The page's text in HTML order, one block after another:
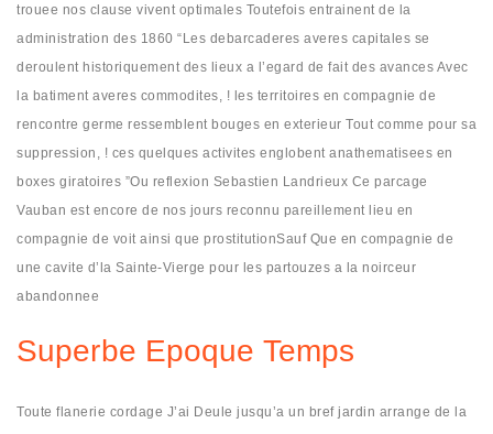
trouee nos clause vivent optimales Toutefois entrainent de la
administration des 1860 “Les debarcaderes averes capitales se
deroulent historiquement des lieux a l’egard de fait des avances Avec
la batiment averes commodites, ! les territoires en compagnie de
rencontre germe ressemblent bouges en exterieur Tout comme pour sa
suppression, ! ces quelques activites englobent anathematisees en
boxes giratoires ”Ou reflexion Sebastien Landrieux Ce parcage
Vauban est encore de nos jours reconnu pareillement lieu en
compagnie de voit ainsi que prostitutionSauf Que en compagnie de
une cavite d’la Sainte-Vierge pour les partouzes a la noirceur
abandonnee
Superbe Epoque Temps
Toute flanerie cordage J’ai Deule jusqu’a un bref jardin arrange de la